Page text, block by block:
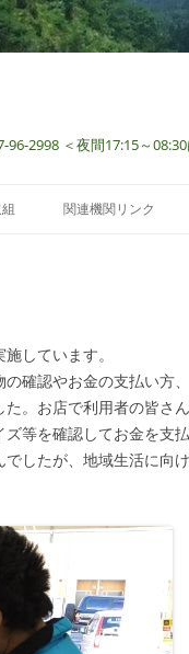
2998 ＜夜間17:15～08:30
関連機関リンク
しています。
確認やお金の支払い方、
。お店で利用者の皆さん
等を確認してお金を支払
したが、地域生活に向け